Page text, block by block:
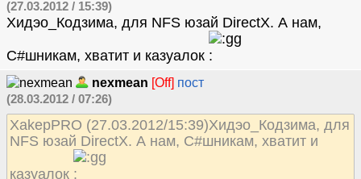
(27.03.2012 / 15:39)
Хидэо_Кодзима, для NFS юзай DirectX. А нам,
C#шникам, хватит и казуалок
nexmean [Off] пост
(28.03.2012 / 07:26)
XakepPRO (27.03.2012/15:39)Хидэо_Кодзима, для
NFS юзай DirectX. А нам, C#шникам, хватит и
казуалок